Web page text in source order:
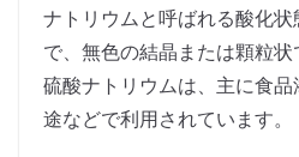
ナトリウムと呼ばれる酸化
で、無色の結晶または顆粒
硫酸ナトリウムは、主に食
途などで利用されています。